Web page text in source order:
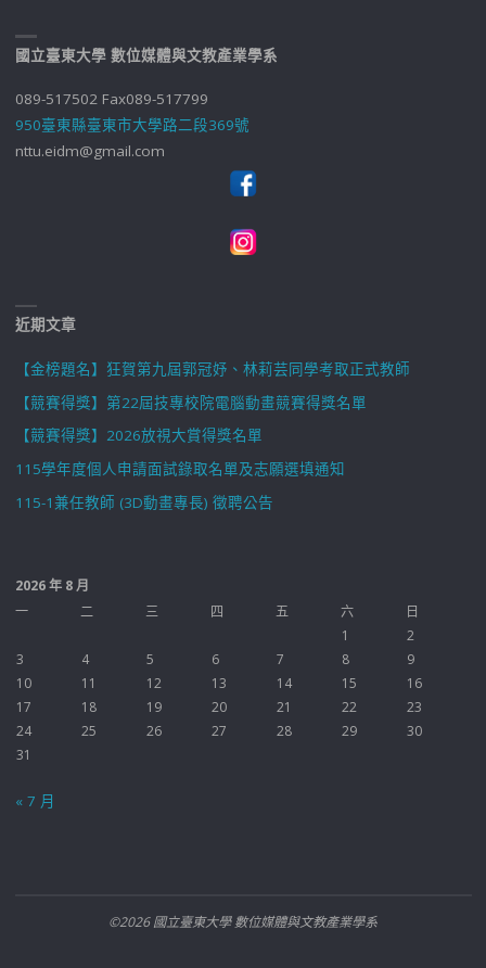
國立臺東大學 數位媒體與文教產業學系
089-517502 Fax089-517799
950臺東縣臺東市大學路二段369號
nttu.eidm@gmail.com
近期文章
【金榜題名】狂賀第九屆郭冠妤、林莉芸同學考取正式教師
【競賽得獎】第22屆技專校院電腦動畫競賽得獎名單
【競賽得獎】2026放視大賞得獎名單
115學年度個人申請面試錄取名單及志願選填通知
115-1兼任教師 (3D動畫專長) 徵聘公告
2026 年 8 月
一
二 三 四 五 六
日
1
2
3
4 5 6 7 8
9
10
11 12 13 14 15
16
17
18 19 20 21 22
23
24
25 26 27 28 29
30
31
« 7 月
©2026 國立臺東大學 數位媒體與文教產業學系